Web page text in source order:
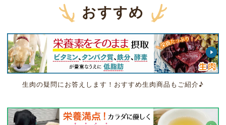
おすすめ
生肉の疑問にお答えします！おすすめ生肉商品もご紹介♪